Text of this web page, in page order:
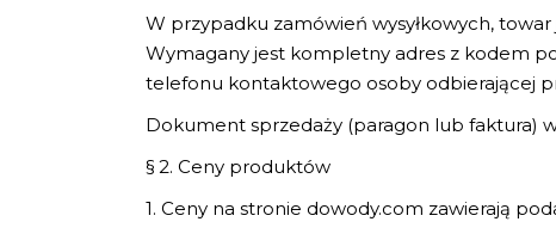
W przypadku zamówień wysyłkowych,
Wymagany jest kompletny adres z kodem
telefonu kontaktowego osoby odbierającej
Dokument sprzedaży (paragon lub faktura)
§ 2. Ceny produktów
1. Ceny na stronie dowody.com zawierają